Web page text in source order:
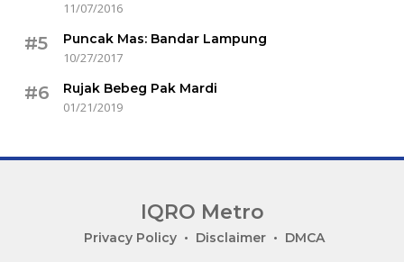
11/07/2016
#5
Puncak Mas: Bandar Lampung
10/27/2017
#6
Rujak Bebeg Pak Mardi
01/21/2019
IQRO Metro
Privacy Policy Disclaimer DMCA